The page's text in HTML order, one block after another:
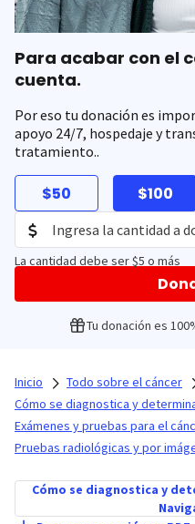
Para acabar con el
cuenta.
Por eso tu donación es
apoyo 24/7, hospedaje y
tratamiento..
$50 $100
La cantidad debe ser $5 o más
Tu donación es
Inicio
Todo sobre el cáncer
Cómo se diagnostica y
Exámenes y pruebas para el
Pruebas radiológicas y por
Cómo se diagnostica y